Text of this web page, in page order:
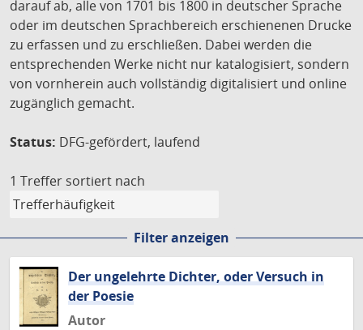
darauf ab, alle von 1701 bis 1800 in deutscher Sprache
oder im deutschen Sprachbereich erschienenen Drucke
zu erfassen und zu erschließen. Dabei werden die
entsprechenden Werke nicht nur katalogisiert, sondern
von vornherein auch vollständig digitalisiert und online
zugänglich gemacht.
Status: DFG-gefördert, laufend
1 Treffer sortiert nach
Filter anzeigen
Der ungelehrte Dichter, oder Versuch in
der Poesie
Autor